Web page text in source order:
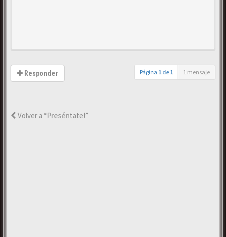
Responder Página 1 de 1 1 mensaje
Volver a “Preséntate!”